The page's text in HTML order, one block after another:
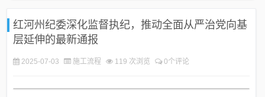
红河州纪委深化监督执纪，推动全面从严治党向基
层延伸的最新通报
2025-07-03 施工流程 119 次浏览 0个评论